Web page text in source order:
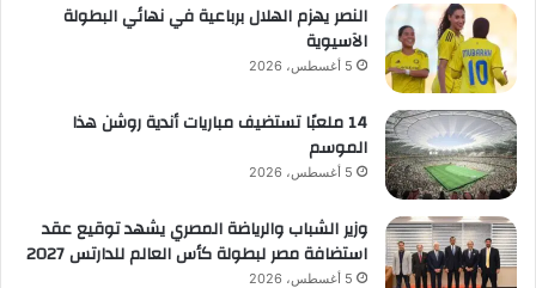
النصر يهزم الهلال برباعية في نهائي البطولة
الآسيوية
5 أغسطس، 2026
14 ملعبًا تستضيف مباريات أندية روشن هذا
الموسم
5 أغسطس، 2026
وزير الشباب والرياضة المصري يشهد توقيع عقد
استضافة مصر لبطولة كأس العالم للدارتس 2027
5 أغسطس، 2026